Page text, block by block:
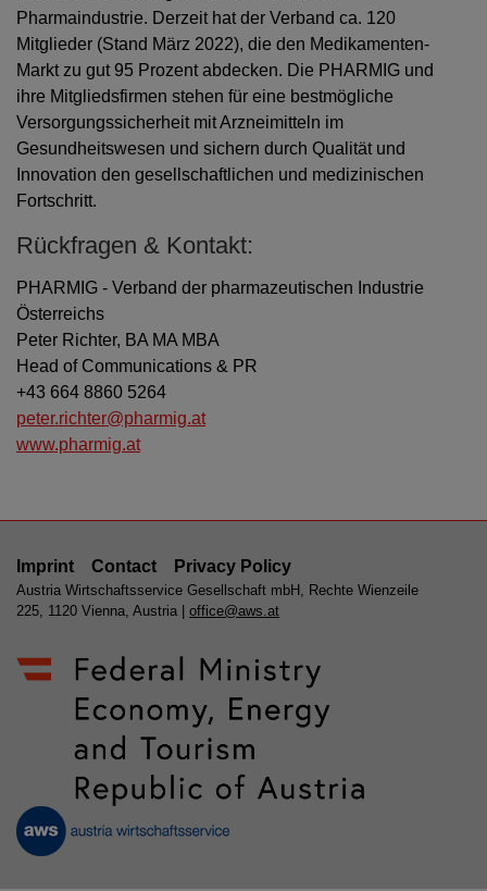
Pharmaindustrie. Derzeit hat der Verband ca. 120
Mitglieder (Stand März 2022), die den Medikamenten-
Markt zu gut 95 Prozent abdecken. Die PHARMIG und
ihre Mitgliedsfirmen stehen für eine bestmögliche
Versorgungssicherheit mit Arzneimitteln im
Gesundheitswesen und sichern durch Qualität und
Innovation den gesellschaftlichen und medizinischen
Fortschritt.
Rückfragen & Kontakt:
PHARMIG - Verband der pharmazeutischen Industrie
Österreichs
Peter Richter, BA MA MBA
Head of Communications & PR
+43 664 8860 5264
peter.richter@pharmig.at
www.pharmig.at
Imprint Contact Privacy Policy
Austria Wirtschaftsservice Gesellschaft mbH, Rechte Wienzeile
225, 1120 Vienna, Austria | office@aws.at